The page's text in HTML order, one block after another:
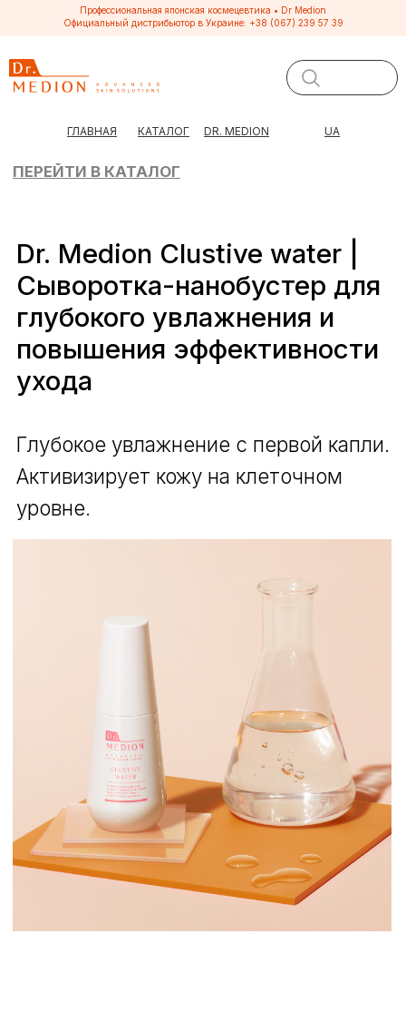
UA
DR. MEDION
КАТАЛОГ
ГЛАВНАЯ
Профессиональная японская космецевтика • Dr Medion
Официальный дистрибьютор в Украине: +38 (067) 239 57 39
Dr. Medion Clustive water |
повышения эффективности
ухода
Глубокое увлажнение с первой капли.
Активизирует кожу на клеточном
уровне.